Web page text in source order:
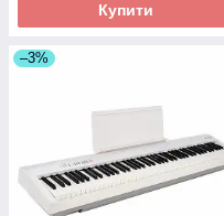
Купити
–3%